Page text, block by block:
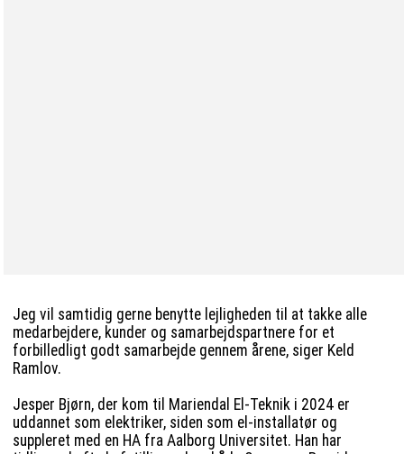
Jeg vil samtidig gerne benytte lejligheden til at takke alle
medarbejdere, kunder og samarbejdspartnere for et
forbilledligt godt samarbejde gennem årene, siger Keld
Ramlov.
Jesper Bjørn, der kom til Mariendal El-Teknik i 2024 er
uddannet som elektriker, siden som el-installatør og
suppleret med en HA fra Aalborg Universitet. Han har